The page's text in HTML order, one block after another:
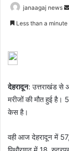
janaagaj news
Less than a minute
देहरादून: उत्तराखंड से
मरीजों की मौत हुई
केस है।
वही आज देहरादून में 57,